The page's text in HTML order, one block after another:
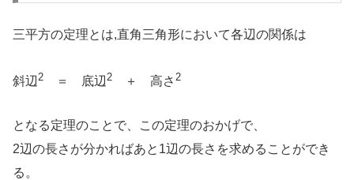
三平方の定理とは,直角三角形において各辺の関係は
斜辺 2 ＝ 底辺 2 ＋ 高さ 2
となる定理のことで、この定理のおかげで、
2辺の長さが分かればあと1辺の長さを求めることができ
る。